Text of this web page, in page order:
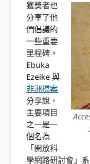
獲獎者也
分享了他
們倡議的
一些重要
里程碑。
Ebuka
Ezeike 與
非洲檔案
分享說，
主要項目
之一是一
個名為
「開放科
學網路研討會」